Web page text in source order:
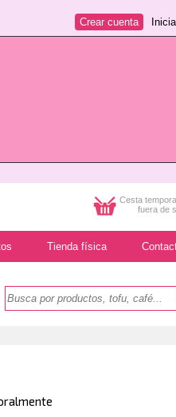
Crear cuenta
Cesta
fuera de
Tienda física